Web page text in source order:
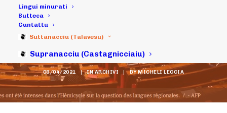
Lingui minurati
Butteca
Cuntattu
Suttanacciu (Talavesu)
Supranacciu (Castagnicciaiu)
votu pà i lingui
rigiunali.
08/04/2021 | INARCHIVI | BYMICHELI LECCIA